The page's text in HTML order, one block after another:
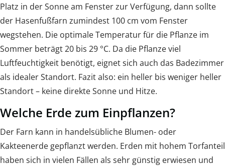
Platz in der Sonne am Fenster zur Verfügung, dann sollte
der Hasenfußfarn zumindest 100 cm vom Fenster
wegstehen. Die optimale Temperatur für die Pflanze im
Sommer beträgt 20 bis 29 °C. Da die Pflanze viel
Luftfeuchtigkeit benötigt, eignet sich auch das Badezimmer
als idealer Standort. Fazit also: ein heller bis weniger heller
Standort – keine direkte Sonne und Hitze.
Welche Erde zum Einpflanzen?
Der Farn kann in handelsübliche Blumen- oder
Kakteenerde gepflanzt werden. Erden mit hohem Torfanteil
haben sich in vielen Fällen als sehr günstig erwiesen und